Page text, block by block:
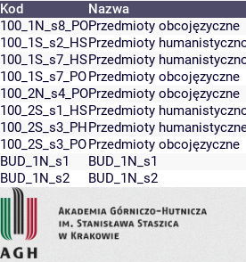
Kod Nazwa
100_1N_s8_POPrzedmioty obcojęzyczne
100_1S_s2_HSPrzedmioty
100_1S_s7_HSPrzedmioty
100_1S_s7_POPrzedmioty obcojęzyczne
100_2N_s4_POPrzedmioty obcojęzyczne
100_2S_s1_HSPrzedmioty
100_2S_s3_PHPrzedmioty
100_2S_s3_POPrzedmioty obcojęzyczne
BUD_1N_s1
BUD_1N_s1
BUD_1N_s2
BUD_1N_s2